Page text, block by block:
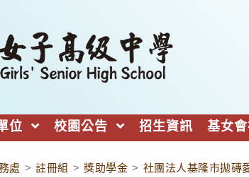
位 校園公告 招生資訊 基女
處 > 註冊組 > 獎助學金 > 社團法人基隆市拋磚